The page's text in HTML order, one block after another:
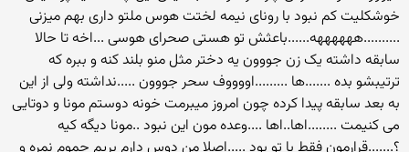
خوشکلیت کم نبود با رونای نیمه لختت هوس ملتو داری بهم میزنی
..........ههههههه......باعثش تو هستی صحرای هوسی ...اخه تا حالا
سابقه داشته یک زن جووون یه دختر مثل منو بلند کنه و ببره که
ترتیبشو بده .......ها .........اووووف سحر جووون .....نداشته ولی از این
به بعد سابقه پیدا کرده چون امروز میبرمت خونه دوستم مونا و دوتایی
می کنیمت ........اها..اها ....وعده مون این نبود ..مونا دیگه کیه